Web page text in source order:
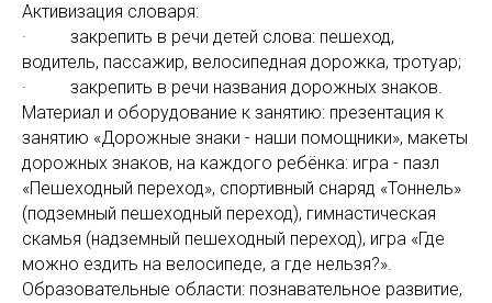
Активизация словаря:
· закрепить в речи детей слова: пешеход,
водитель, пассажир, велосипедная дорожка, тротуар;
· закрепить в речи названия дорожных знаков.
Материал и оборудование к занятию: презентация к
занятию «Дорожные знаки - наши помощники», макеты
дорожных знаков, на каждого ребёнка: игра - пазл
«Пешеходный переход», спортивный снаряд «Тоннель»
(подземный пешеходный переход), гимнастическая
скамья (надземный пешеходный переход), игра «Где
можно ездить на велосипеде, а где нельзя?».
Образовательные области: познавательное развитие,